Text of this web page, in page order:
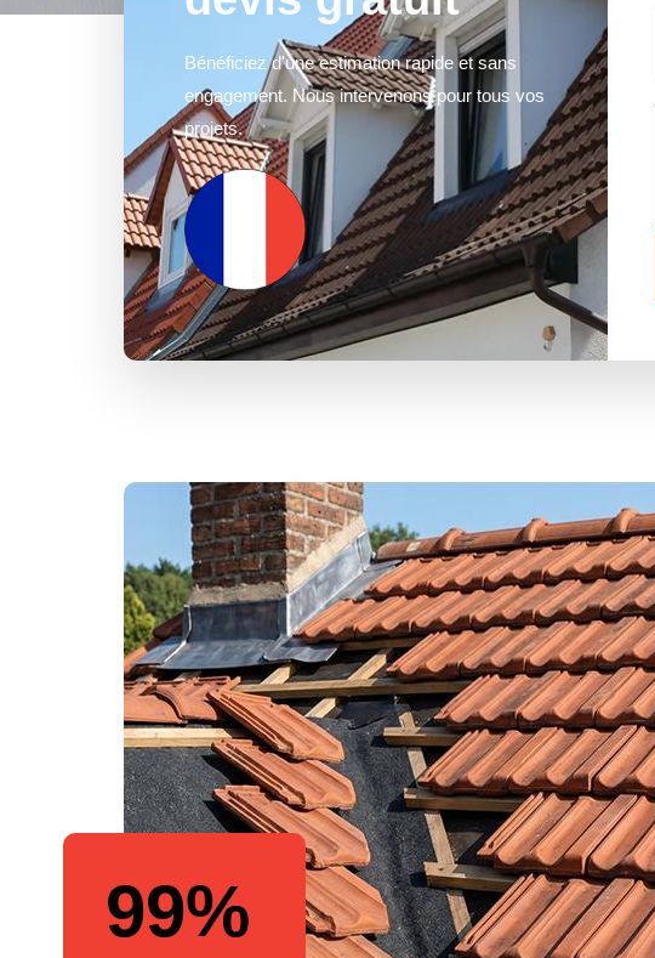
Bénéficiez d'une estimation rapide et sans
engagement. Nous intervenons pour tous vos
projets.
99%